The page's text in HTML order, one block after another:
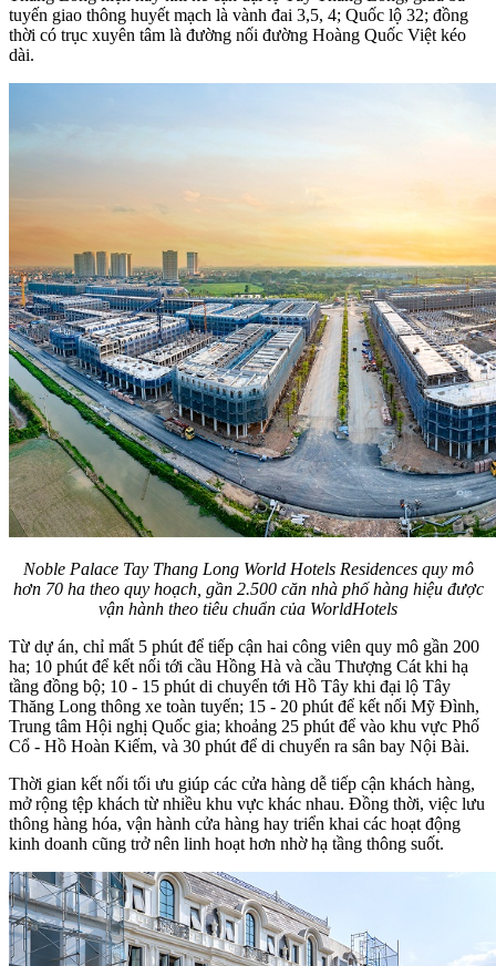
tuyến giao thông huyết mạch là vành đai 3,5, 4; Quốc lộ 32; đồng
thời có trục xuyên tâm là đường nối đường Hoàng Quốc Việt kéo
dài.
Noble Palace Tay Thang Long World Hotels Residences quy mô
hơn 70 ha theo quy hoạch, gần 2.500 căn nhà phố hàng hiệu được
vận hành theo tiêu chuẩn của WorldHotels
Từ dự án, chỉ mất 5 phút để tiếp cận hai công viên quy mô gần 200
ha; 10 phút để kết nối tới cầu Hồng Hà và cầu Thượng Cát khi hạ
tầng đồng bộ; 10 - 15 phút di chuyển tới Hồ Tây khi đại lộ Tây
Thăng Long thông xe toàn tuyến; 15 - 20 phút để kết nối Mỹ Đình,
Trung tâm Hội nghị Quốc gia; khoảng 25 phút để vào khu vực Phố
Cổ - Hồ Hoàn Kiếm, và 30 phút để di chuyển ra sân bay Nội Bài.
Thời gian kết nối tối ưu giúp các cửa hàng dễ tiếp cận khách hàng,
mở rộng tệp khách từ nhiều khu vực khác nhau. Đồng thời, việc lưu
thông hàng hóa, vận hành cửa hàng hay triển khai các hoạt động
kinh doanh cũng trở nên linh hoạt hơn nhờ hạ tầng thông suốt.